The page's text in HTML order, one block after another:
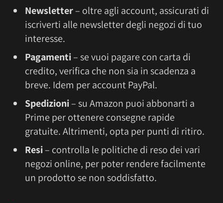
Newsletter– oltre agli account, assicurati di
iscriverti alle newsletter degli negozi di tuo
interesse.
Pagamenti– se vuoi pagare con carta di
credito, verifica che non sia in scadenza a
breve. Idem per account PayPal.
Spedizioni– su Amazon puoi abbonarti a
Prime per ottenere consegne rapide
gratuite. Altrimenti, opta per punti di ritiro.
Resi– controlla le politiche di reso dei vari
negozi online, per poter rendere facilmente
un prodotto se non soddisfatto.